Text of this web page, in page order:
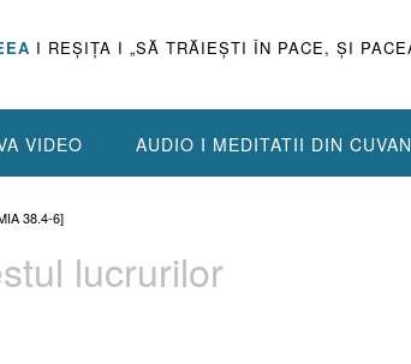
I REŞIŢA I „SĂ TRĂIEŞTI ÎN PACE, ŞI
VIDEO AUDIO I MEDITATII DIN
38.4-6]
lucrurilor